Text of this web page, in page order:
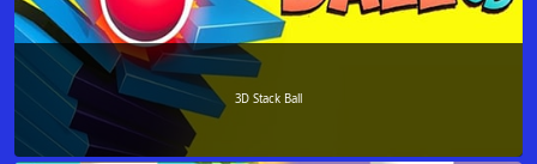
3D Stack Ball